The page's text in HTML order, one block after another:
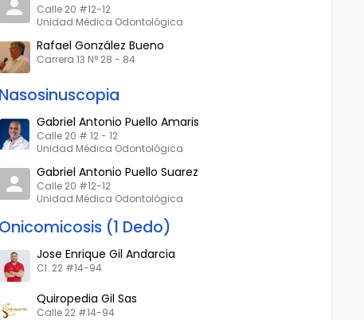
Calle 20 #12-12
Unidad Médica Odontológica
Rafael González Bueno
Carrera 13 N° 28 - 84
Nasosinuscopia
Gabriel Antonio Puello Amaris
Calle 20 # 12 - 12
Unidad Médica Odontológica
Gabriel Antonio Puello Suarez
Calle 20 #12-12
Unidad Médica Odontológica
Onicomicosis (1 Dedo)
Jose Enrique Gil Andarcia
Cl. 22 #14-94
Quiropedia Gil Sas
Calle 22 #14-94